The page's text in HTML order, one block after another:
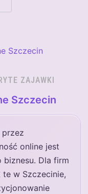
ZAJAWKI
Szczecin
przez
online jest
Dla firm
te w Szczecinie,